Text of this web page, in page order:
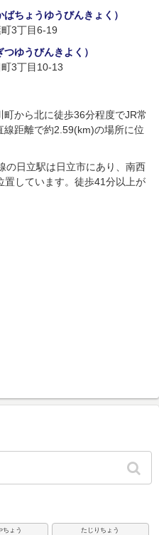
ちょうゆうびんきょく）
3丁目6-19
ゆうびんきよく）
3丁目10-13
町から北に徒歩36分程度でJR常
距離で約2.59(km)の場所に位
の日立駅は日立市にあり、南西
しています。徒歩41分以上が
ちょう たじりちょう